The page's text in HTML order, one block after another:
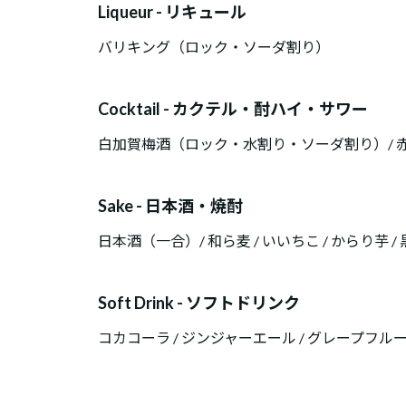
Liqueur - リキュール
バリキング（ロック・ソーダ割り）
Cocktail - カクテル・酎ハイ・サワー
白加賀梅酒（ロック・水割り・ソーダ割り）/
Sake - 日本酒・焼酎
日本酒（一合）/ 和ら麦 / いいちこ / からり芋 /
Soft Drink - ソフトドリンク
コカコーラ / ジンジャーエール / グレープフル